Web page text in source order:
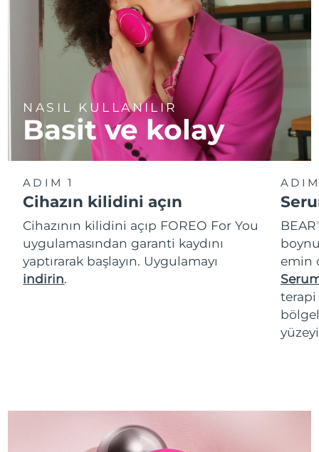
NASIL KULLANILIR
Basit ve kolay
ADIM 1
Cihazın kilidini açın
Cihazının kilidini açıp FOREO For You
uygulamasından garanti kaydını
yaptırarak başlayın. Uygulamayı
indirin.
BEAR
emin